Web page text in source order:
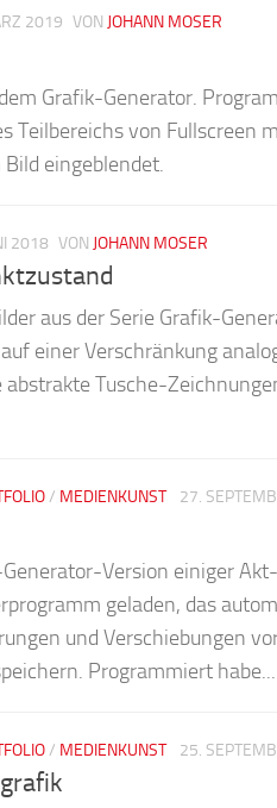
2019 VON JOHANN MOSER
Grafik-Generator.
Teilbereichs von Fullscreen
eingeblendet.
2018 VON JOHANN MOSER
aus der Serie Grafik-
einer Verschränkung
Tusche-
/ MEDIENKUNST 27.
Version einiger
geladen, das
und Verschiebungen
Programmiert habe...
/ MEDIENKUNST 25.